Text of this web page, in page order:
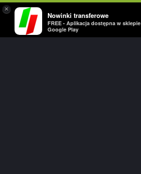
×
Nowinki transferowe
FREE - Aplikacja dostępna w sklepie
Google Play